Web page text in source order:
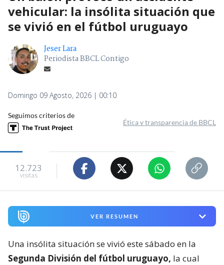
vehicular: la insólita situación que
se vivió en el fútbol uruguayo
Jeser Lara
Periodista BBCL Contigo
Domingo 09 Agosto, 2026 | 00:10
Seguimos criterios de
Ética y transparencia de BBCL
12.723
visitas
VER RESUMEN
Una insólita situación se vivió este sábado en la
Segunda División del fútbol uruguayo, la cual